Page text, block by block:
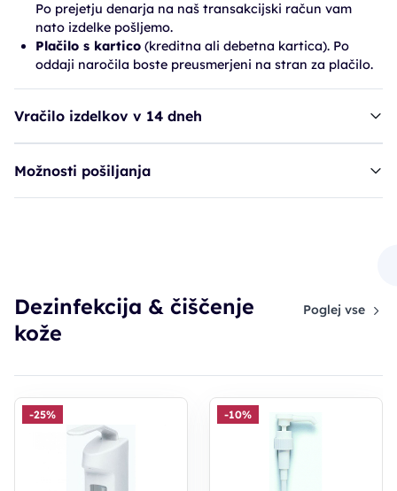
Po prejetju denarja na naš transakcijski račun vam
nato izdelke pošljemo.
Plačilo s kartico (kreditna ali debetna kartica). Po
oddaji naročila boste preusmerjeni na stran za plačilo.
Vračilo izdelkov v 14 dneh
Možnosti pošiljanja
44,51€
Dezinfekcija & čiščenje
kože
Poglej vse
-25% -10%